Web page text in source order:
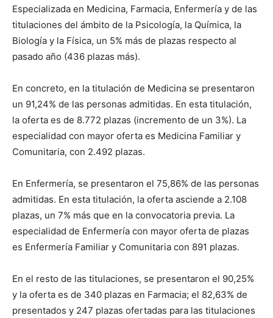
Especializada en Medicina, Farmacia, Enfermería y de las
titulaciones del ámbito de la Psicología, la Química, la
Biología y la Física, un 5% más de plazas respecto al
pasado año (436 plazas más).
En concreto, en la titulación de Medicina se presentaron
un 91,24% de las personas admitidas. En esta titulación,
la oferta es de 8.772 plazas (incremento de un 3%). La
especialidad con mayor oferta es Medicina Familiar y
Comunitaria, con 2.492 plazas.
En Enfermería, se presentaron el 75,86% de las personas
admitidas. En esta titulación, la oferta asciende a 2.108
plazas, un 7% más que en la convocatoria previa. La
especialidad de Enfermería con mayor oferta de plazas
es Enfermería Familiar y Comunitaria con 891 plazas.
En el resto de las titulaciones, se presentaron el 90,25%
y la oferta es de 340 plazas en Farmacia; el 82,63% de
presentados y 247 plazas ofertadas para las titulaciones